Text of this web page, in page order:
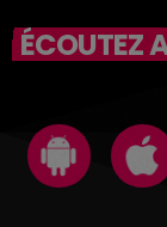
ÉCOUTEZ